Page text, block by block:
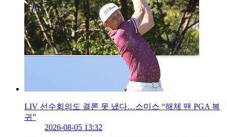
LIV 선수회의도 결론 못 냈다…스미스 “해체 땐 PGA 복
귀”
2026-08-05 13:32